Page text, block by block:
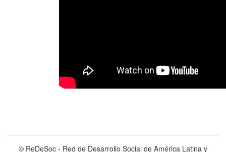
© ReDeSoc - Red de Desarrollo Social de América Latina y